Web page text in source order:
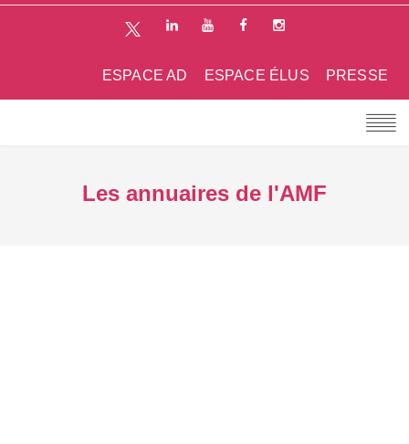
PRESSE
ESPACE ÉLUS
ESPACE AD
Les annuaires de l'AMF